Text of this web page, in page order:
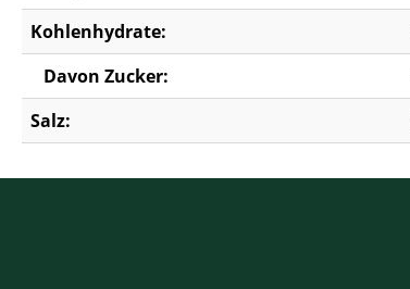
Kohlenhydrate:
Davon Zucker:
Salz: